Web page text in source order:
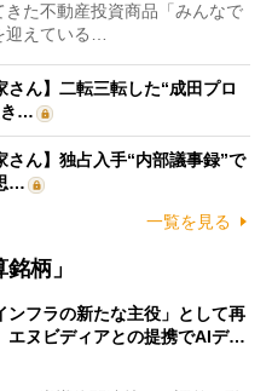
た不動産投資商品「みんなで
迎えている…
さん】二転三転した“成田プロ
き…
さん】独占入手“内部議事録”で
…
一覧を見る
柄」
ンフラの新たな主役」として再
ヌビディアとの提携でAIデ…